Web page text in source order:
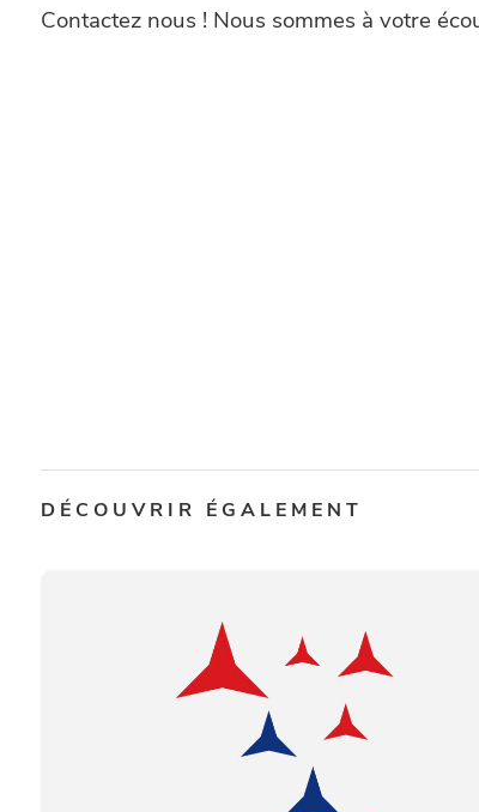
Contactez nous ! Nous sommes à votre
DÉCOUVRIR ÉGALEMENT